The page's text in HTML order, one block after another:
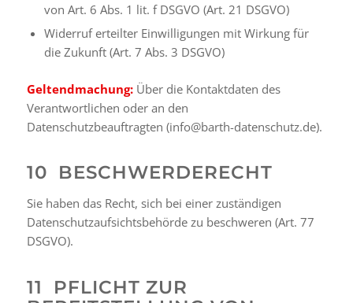
von Art. 6 Abs. 1 lit. f DSGVO (Art. 21 DSGVO)
Widerruf erteilter Einwilligungen mit Wirkung für
die Zukunft (Art. 7 Abs. 3 DSGVO)
Geltendmachung: Über die Kontaktdaten des
Verantwortlichen oder an den
Datenschutzbeauftragten (info@barth-datenschutz.de).
10 BESCHWERDERECHT
Sie haben das Recht, sich bei einer zuständigen
Datenschutzaufsichtsbehörde zu beschweren (Art. 77
DSGVO).
11 PFLICHT ZUR